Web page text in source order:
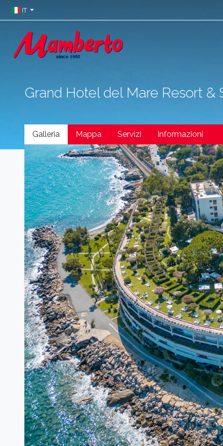
IT
Grand Hotel del Mare Resort &
Galleria Mappa Servizi Informazioni
Previous